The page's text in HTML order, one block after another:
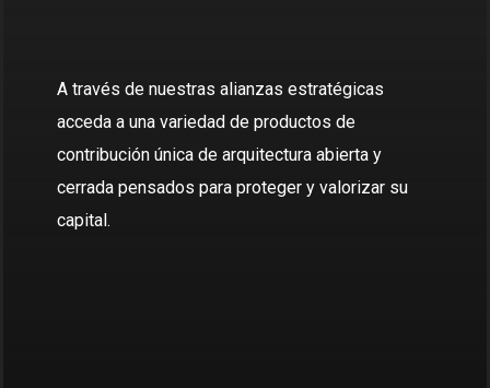
A través de nuestras alianzas estratégicas
acceda a una variedad de productos de
contribución única de arquitectura abierta y
cerrada pensados para proteger y valorizar su
capital.